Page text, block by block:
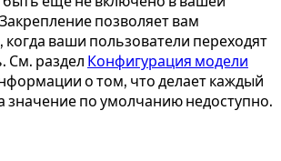
позволяет вам
когда ваши пользователи переходят
См. раздел Конфигурация модели
о том, что делает каждый
значение по умолчанию недоступно.